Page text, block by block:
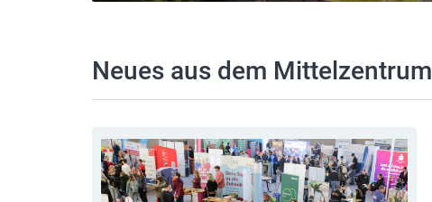
Neues aus dem Mittelzentrum